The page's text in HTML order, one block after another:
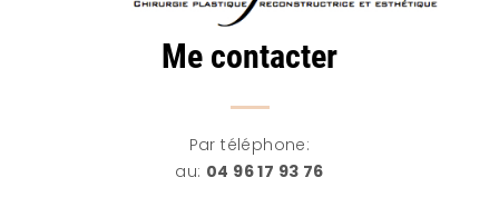
Me contacter
Par téléphone:
au: 04 96 17 93 76